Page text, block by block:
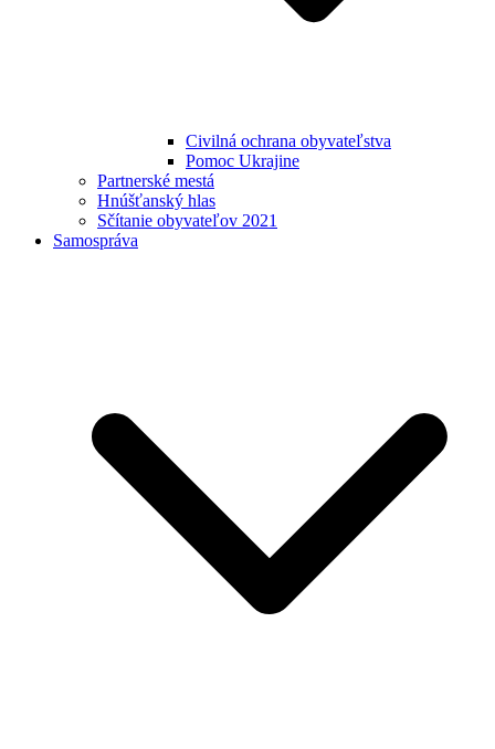
Civilná ochrana obyvateľstva
Pomoc Ukrajine
Partnerské mestá
Hnúšťanský hlas
Sčítanie obyvateľov 2021
Samospráva